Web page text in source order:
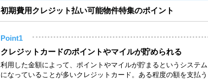
初期費用クレジット払い可能物件特集のポイント
Point1
クレジットカードのポイントやマイルが貯められる
利用した金額によって、ポイントやマイルが貯まるというシステム
になっていることが多いクレジットカード。ある程度の額を支払う